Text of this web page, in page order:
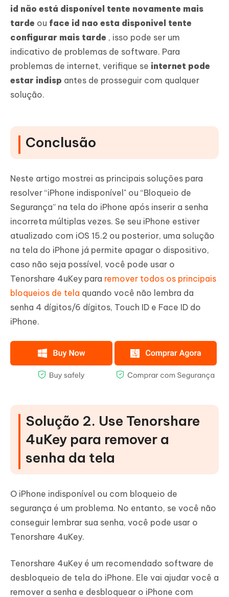
id não está disponível tente novamente mais
tarde ou face id nao esta disponivel tente
configurar mais tarde , isso pode ser um
indicativo de problemas de software. Para
problemas de internet, verifique se internet pode
estar indisp antes de prosseguir com qualquer
solução.
Conclusão
Neste artigo mostrei as principais soluções para
resolver “iPhone indisponível" ou “Bloqueio de
Segurança” na tela do iPhone após inserir a senha
incorreta múltiplas vezes. Se seu iPhone estiver
atualizado com iOS 15.2 ou posterior, uma solução
na tela do iPhone já permite apagar o dispositivo,
caso não seja possível, você pode usar o
Tenorshare 4uKey para remover todos os principais
bloqueios de tela quando você não lembra da
senha 4 dígitos/6 dígitos, Touch ID e Face ID do
iPhone.
Solução 2. Use Tenorshare
4uKey para remover a
senha da tela
O iPhone indisponível ou com bloqueio de
segurança é um problema. No entanto, se você não
conseguir lembrar sua senha, você pode usar o
Tenorshare 4uKey.
Tenorshare 4uKey é um recomendado software de
desbloqueio de tela do iPhone. Ele vai ajudar você a
remover a senha e desbloquear o iPhone com